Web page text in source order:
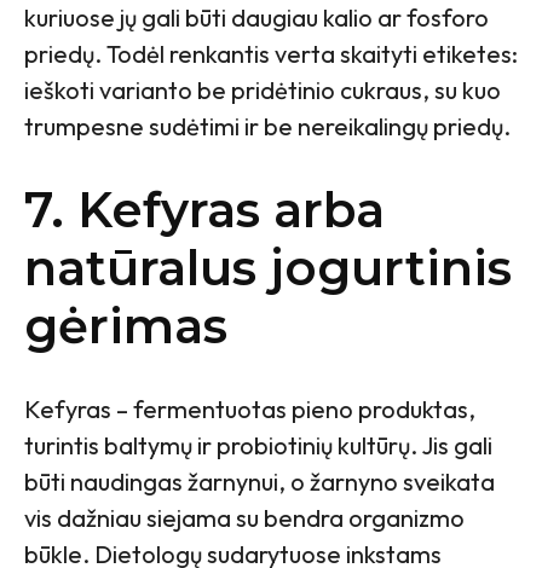
kuriuose jų gali būti daugiau kalio ar fosforo
priedų. Todėl renkantis verta skaityti etiketes:
ieškoti varianto be pridėtinio cukraus, su kuo
trumpesne sudėtimi ir be nereikalingų priedų.
7. Kefyras arba
natūralus jogurtinis
gėrimas
Kefyras – fermentuotas pieno produktas,
turintis baltymų ir probiotinių kultūrų. Jis gali
būti naudingas žarnynui, o žarnyno sveikata
vis dažniau siejama su bendra organizmo
būkle. Dietologų sudarytuose inkstams